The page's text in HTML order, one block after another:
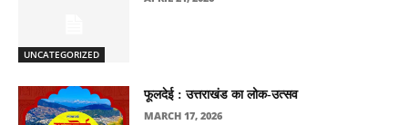
UNCATEGORIZED
फूलदेई : उत्तराखंड का लोक-उत्सव
MARCH 17, 2026